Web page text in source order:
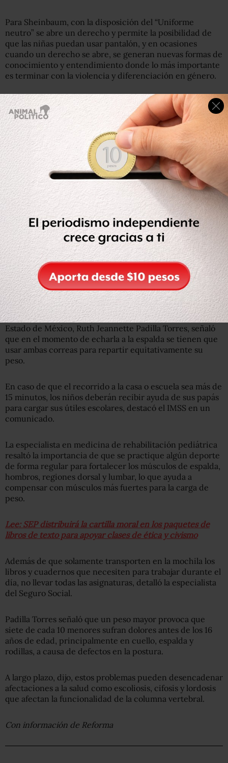
Para Sheinbaum, con la disposición del “Uniforme
neutro” se abre un derecho y permite la posibilidad de
que las niñas puedan usar pantalón, y en ocasiones
cuando un derecho se abre, se generan nuevas formas de
conocimiento y entendimiento donde lo más importante
es terminar con la violencia y diferenciación en género.
¿Y en el regreso a clases cuánto debe
pesar una mochila?
Las mochilas escolares de las niñas y los niños deben ser
ligeras, no pueden pesar más del 15% de lo que pesan los
menores, pues esto podría provocar afectaciones a la
columna vertebral, alertó el Instituto Mexicano del
Seguro Social (IMSS), quien hace algunas
recomendaciones sobre este articulo.
Lee: Este es el nuevo calendario escolar de la SEP y los
días de asueto para el ciclo 2019-2020
Debe tener correas anchas y acolchonadas; de
preferencia con cincho a la cintura y que quede cinco
centímetros por encima de la cintura de los menores.
La jefa del Servicio de Medicina Física y Rehabilitación
del Hospital General de Zona número 197 en Texcoco,
Estado de México, Ruth Jeannette Padilla Torres, señaló
que en el momento de echarla a la espalda se tienen que
usar ambas correas para repartir equitativamente su
peso.
En caso de que el recorrido a la casa o escuela sea más de
15 minutos, los niños deberán recibir ayuda de sus papás
para cargar sus útiles escolares, destacó el IMSS en un
comunicado.
La especialista en medicina de rehabilitación pediátrica
resaltó la importancia de que se practique algún deporte
de forma regular para fortalecer los músculos de espalda,
hombros, regiones dorsal y lumbar, lo que ayuda a
compensar con músculos más fuertes para la carga de
peso.
Lee: SEP distribuirá la cartilla moral en los paquetes de
libros de texto para apoyar clases de ética y civismo
Además de que solamente transporten en la mochila los
libros y cuadernos que necesiten para trabajar durante el
día, no llevar todas las asignaturas, detalló la especialista
del Seguro Social.
Padilla Torres señaló que un peso mayor provoca que
siete de cada 10 menores sufran dolores antes de los 16
años de edad, principalmente en cuello, espalda y
rodillas, a causa de defectos en la postura.
A largo plazo, dijo, estos problemas pueden desencadenar
afectaciones a la salud como escoliosis, cifosis y lordosis
que afectan la funcionalidad de la columna vertebral.
Con información de Reforma